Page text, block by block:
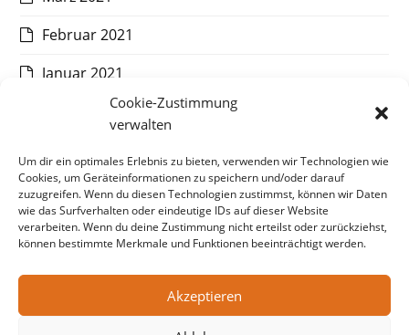
Cookie-Zustimmung
verwalten
Um dir ein optimales Erlebnis zu bieten, verwenden wir Technologien wie
Cookies, um Geräteinformationen zu speichern und/oder darauf
zuzugreifen. Wenn du diesen Technologien zustimmst, können wir Daten
wie das Surfverhalten oder eindeutige IDs auf dieser Website
verarbeiten. Wenn du deine Zustimmung nicht erteilst oder zurückziehst,
können bestimmte Merkmale und Funktionen beeinträchtigt werden.
Akzeptieren
Februar 2021
Januar 2021
Dezember 2020
Oktober 2020
September 2020